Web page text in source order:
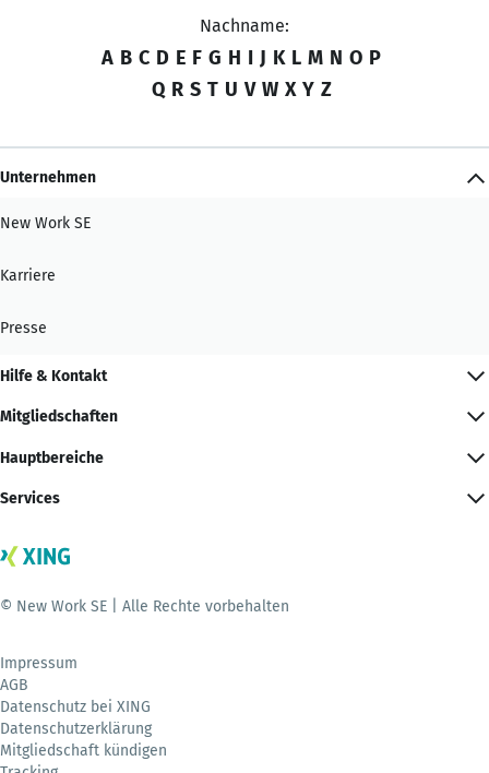
Nachname:
A B C D E F G H I J K L M N O P
Q R S T U V W X Y Z
Unternehmen
New Work SE
Karriere
Presse
Hilfe & Kontakt
Mitgliedschaften
Hauptbereiche
Services
© New Work SE | Alle Rechte vorbehalten
Impressum
AGB
Datenschutz bei XING
Datenschutzerklärung
Mitgliedschaft kündigen